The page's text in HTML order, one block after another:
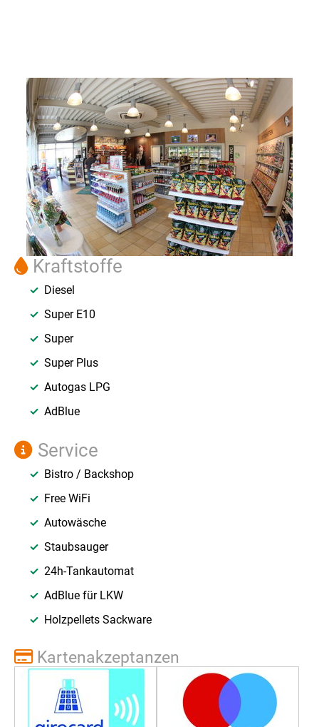
Show larger version
Kraftstoffe
Diesel
Super E10
Super
Super Plus
Autogas LPG
AdBlue
Service
Bistro / Backshop
Free WiFi
Autowäsche
Staubsauger
24h-Tankautomat
AdBlue für LKW
Holzpellets Sackware
Kartenakzeptanzen